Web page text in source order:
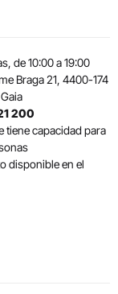
de 10:00 a 19:00
Braga 21, 4400-174
200
tiene capacidad para
disponible en el